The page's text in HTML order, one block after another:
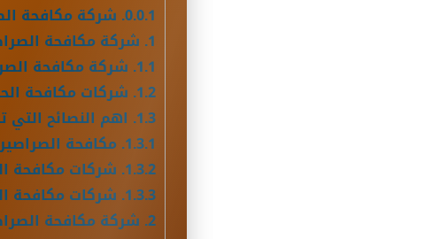
0.0.1. شركة مكافحة
1. شركة مكافحة الصراصير
1.1. شركة مكافحة
1.2. شركات مكافحة
1.3. اهم النصائح
1.3.1. مكافحة
1.3.2. شركات مكافحة
1.3.3. شركات مكافحة
2. شركة مكافحة الصراصير